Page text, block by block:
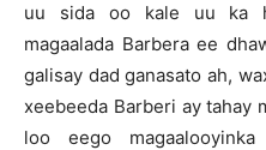
uu sida oo kale uu ka
magaalada Barbera ee
galisay dad ganasato ah,
xeebeeda Barberi ay tahay
loo eego